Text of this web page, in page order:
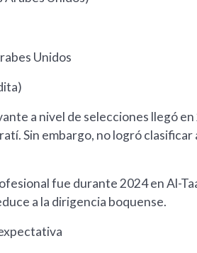
Unidos
a nivel de selecciones llegó
Sin embargo, no logró
fue durante 2024 en Al-
a la dirigencia boquense.